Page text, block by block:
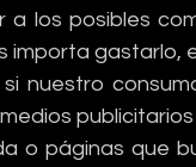
a los posibles
importa gastarlo,
nuestro
o páginas que